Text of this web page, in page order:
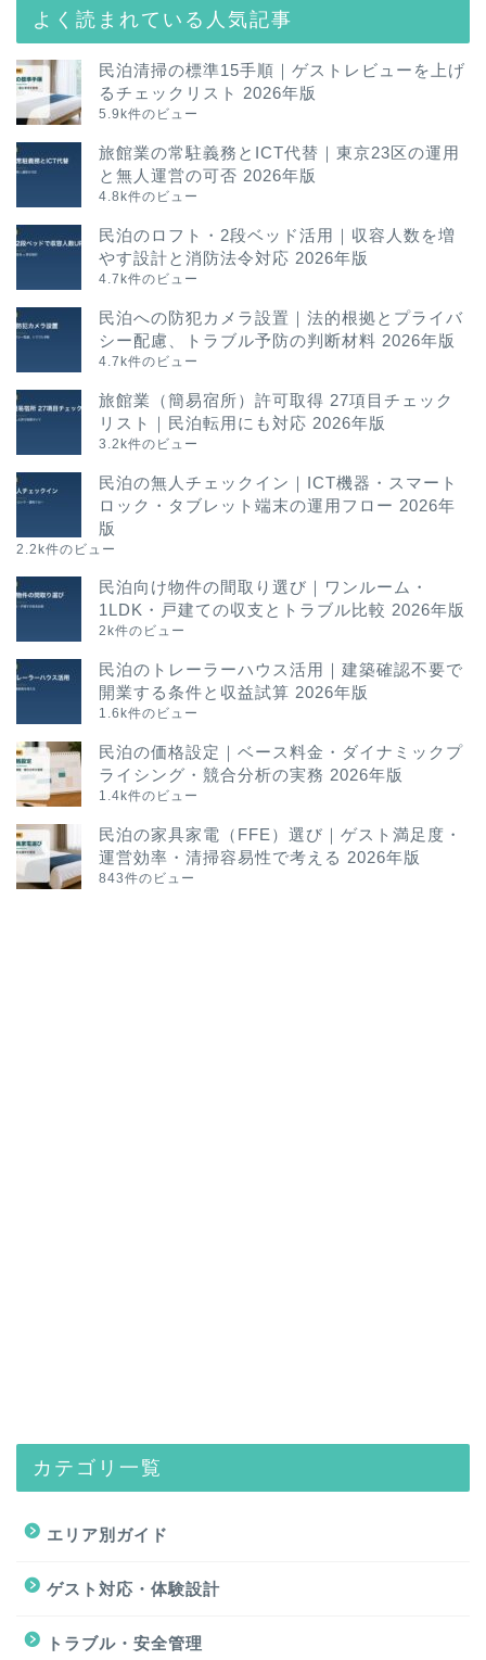
よく読まれている人気記事
民泊清掃の標準15手順｜ゲストレビューを上げ
るチェックリスト 2026年版
5.9k件のビュー
旅館業の常駐義務とICT代替｜東京23区の運用
と無人運営の可否 2026年版
4.8k件のビュー
民泊のロフト・2段ベッド活用｜収容人数を増
やす設計と消防法令対応 2026年版
4.7k件のビュー
民泊への防犯カメラ設置｜法的根拠とプライバ
シー配慮、トラブル予防の判断材料 2026年版
4.7k件のビュー
旅館業（簡易宿所）許可取得 27項目チェック
リスト｜民泊転用にも対応 2026年版
3.2k件のビュー
民泊の無人チェックイン｜ICT機器・スマート
ロック・タブレット端末の運用フロー 2026年
版
2.2k件のビュー
民泊向け物件の間取り選び｜ワンルーム・
1LDK・戸建ての収支とトラブル比較 2026年版
2k件のビュー
民泊のトレーラーハウス活用｜建築確認不要で
開業する条件と収益試算 2026年版
1.6k件のビュー
民泊の価格設定｜ベース料金・ダイナミックプ
ライシング・競合分析の実務 2026年版
1.4k件のビュー
民泊の家具家電（FFE）選び｜ゲスト満足度・
運営効率・清掃容易性で考える 2026年版
843件のビュー
カテゴリ一覧
エリア別ガイド
ゲスト対応・体験設計
トラブル・安全管理